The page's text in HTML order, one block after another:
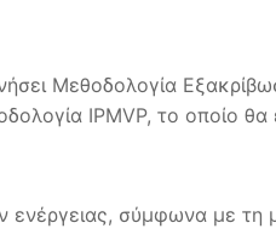
Μεθοδολογία
IPMVP, το οποίο θα
σύμφωνα με τη